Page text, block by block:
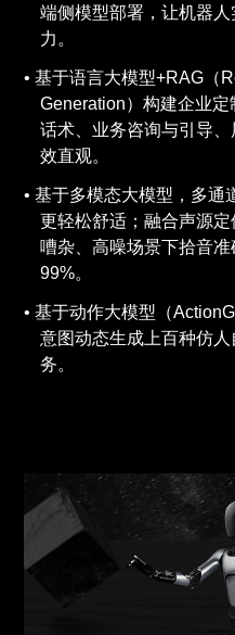
端侧模型部署，让机器
力。
基于语言大模型+RAG（
Generation）构建企业
话术、业务咨询与引导
效直观。
基于多模态大模型，多通
更轻松舒适；融合声源
嘈杂、高噪场景下拾音
99%。
基于动作大模型（
意图动态生成上百种仿
务。